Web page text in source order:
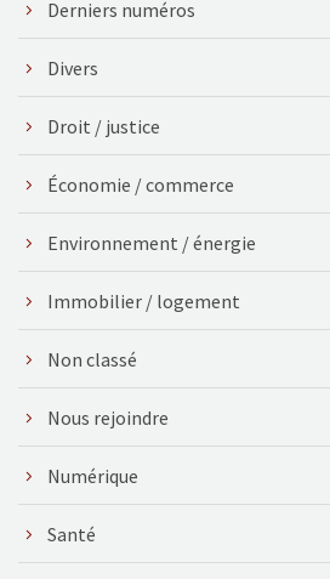
Derniers numéros
Divers
Droit / justice
Économie / commerce
Environnement / énergie
Immobilier / logement
Non classé
Nous rejoindre
Numérique
Santé